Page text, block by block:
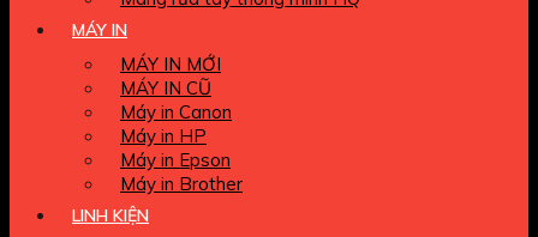
MÁY IN
MÁY IN MỚI
MÁY IN CŨ
Máy in Canon
Máy in HP
Máy in Epson
Máy in Brother
LINH KIỆN